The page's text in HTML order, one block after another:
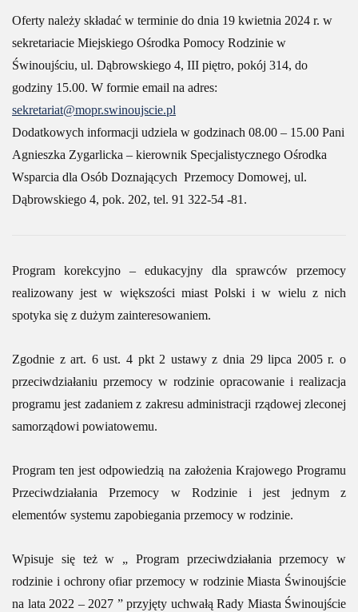
Oferty należy składać w terminie do dnia 19 kwietnia 2024 r. w
sekretariacie Miejskiego Ośrodka Pomocy Rodzinie w
Świnoujściu, ul. Dąbrowskiego 4, III piętro, pokój 314, do
godziny 15.00. W formie email na adres:
sekretariat@mopr.swinoujscie.pl
Dodatkowych informacji udziela w godzinach 08.00 – 15.00 Pani
Agnieszka Zygarlicka – kierownik Specjalistycznego Ośrodka
Wsparcia dla Osób Doznających Przemocy Domowej, ul.
Dąbrowskiego 4, pok. 202, tel. 91 322-54 -81.
Program korekcyjno – edukacyjny dla sprawców przemocy
realizowany jest w większości miast Polski i w wielu z nich
spotyka się z dużym zainteresowaniem.
Zgodnie z art. 6 ust. 4 pkt 2 ustawy z dnia 29 lipca 2005 r. o
przeciwdziałaniu przemocy w rodzinie opracowanie i realizacja
programu jest zadaniem z zakresu administracji rządowej zleconej
samorządowi powiatowemu.
Program ten jest odpowiedzią na założenia Krajowego Programu
Przeciwdziałania Przemocy w Rodzinie i jest jednym z
elementów systemu zapobiegania przemocy w rodzinie.
Wpisuje się też w „ Program przeciwdziałania przemocy w
rodzinie i ochrony ofiar przemocy w rodzinie Miasta Świnoujście
na lata 2022 – 2027 ” przyjęty uchwałą Rady Miasta Świnoujście